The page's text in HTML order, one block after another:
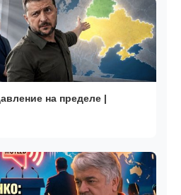
на пределе |